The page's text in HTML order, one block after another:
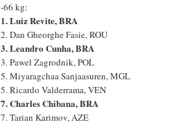
-66 kg:
1. Luiz Revite, BRA
2. Dan Gheorghe Fasie, ROU
3. Leandro Cunha, BRA
3. Pawel Zagrodnik, POL
5. Miyaragchaa Sanjaasuren, MGL
5. Ricardo Valderrama, VEN
7. Charles Chibana, BRA
7. Tarian Karimov, AZE